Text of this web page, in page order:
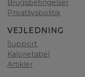
Brugsbetingelser
Privatlivspolitik
VEJLEDNING
Support
Kalorietabel
Artikler